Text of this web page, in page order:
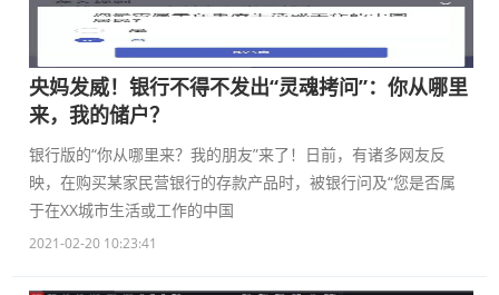
央妈发威！银行不得不发出“灵魂拷问”：你从哪里
来，我的储户？
银行版的“你从哪里来？我的朋友”来了！日前，有诸多网友反
映，在购买某家民营银行的存款产品时，被银行问及“您是否属
于在XX城市生活或工作的中国
2021-02-20 10:23:41